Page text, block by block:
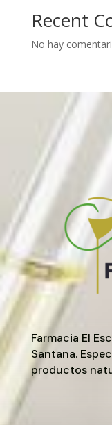
Recent
No hay
Farmacia El
Santana.
productos